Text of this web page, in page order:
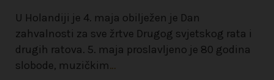
U Holandiji je 4. maja obilježen je Dan
zahvalnosti za sve žrtve Drugog svjetskog rata i
drugih ratova. 5. maja proslavljeno je 80 godina
slobode, muzičkim…